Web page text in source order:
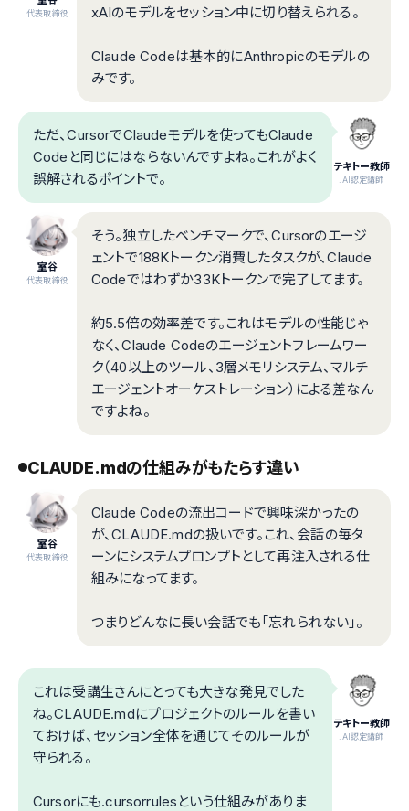
代表取締役 xAIのモデルをセッション中に切り替えられる。
Claude Codeは基本的にAnthropicのモデルの
みです。
テキトー教師
.AI認定講師
ただ、CursorでClaudeモデルを使ってもClaude
Codeと同じにはならないんですよね。これがよく
誤解されるポイントで。
室谷
代表取締役
そう。独立したベンチマークで、Cursorのエージ
ェントで188Kトークン消費したタスクが、Claude
Codeではわずか33Kトークンで完了してます。
約5.5倍の効率差です。これはモデルの性能じゃ
なく、Claude Codeのエージェントフレームワー
ク（40以上のツール、3層メモリシステム、マルチ
エージェントオーケストレーション）による差なん
ですよね。
CLAUDE.mdの仕組みがもたらす違い
室谷
代表取締役
Claude Codeの流出コードで興味深かったの
が、CLAUDE.mdの扱いです。これ、会話の毎タ
ーンにシステムプロンプトとして再注入される仕
組みになってます。
つまりどんなに長い会話でも「忘れられない」。
テキトー教師
.AI認定講師
これは受講生さんにとっても大きな発見でした
ね。CLAUDE.mdにプロジェクトのルールを書い
ておけば、セッション全体を通じてそのルールが
守られる。
Cursorにも.cursorrulesという仕組みがありま